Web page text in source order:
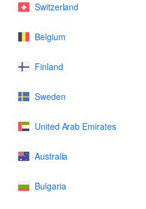
Switzerland
Belgium
Finland
Sweden
United Arab Emirates
Australia
Bulgaria